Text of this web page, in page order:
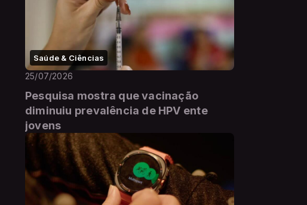
Saúde & Ciências
25/07/2026
Pesquisa mostra que vacinação
diminuiu prevalência de HPV ente
jovens